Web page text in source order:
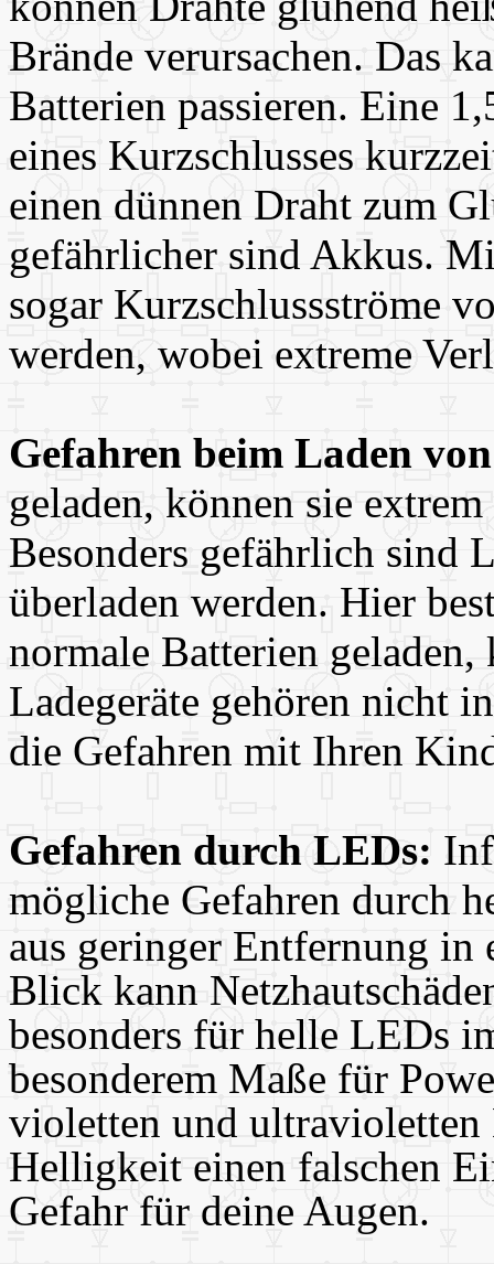
Brände verursachen. Das
Batterien passieren. Eine
eines Kurzschlusses
einen dünnen Draht zum
gefährlicher sind Akkus.
sogar Kurzschlussströme
werden, wobei extreme
Gefahren beim Laden
geladen, können sie
Besonders gefährlich sind
überladen werden. Hier
normale Batterien
Ladegeräte gehören nicht
die Gefahren mit Ihren
Gefahren durch LEDs:
mögliche Gefahren durch
aus geringer Entfernung
Blick kann
besonders für helle LEDs
besonderem Maße für
violetten und ultravioletten
Helligkeit einen falschen
Gefahr für deine Augen.